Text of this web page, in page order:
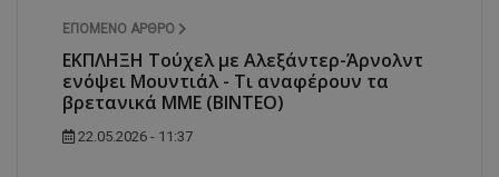
ΕΠΌΜΕΝΟ ΆΡΘΡΟ
ΕΚΠΛΗΞΗ Τούχελ με Αλεξάντερ-Άρνολντ
ενόψει Μουντιάλ - Τι αναφέρουν τα
βρετανικά ΜΜΕ (ΒΙΝΤΕΟ)
22.05.2026 - 11:37